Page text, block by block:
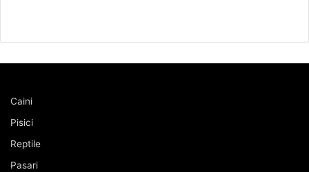
Caini
Pisici
Reptile
Pasari